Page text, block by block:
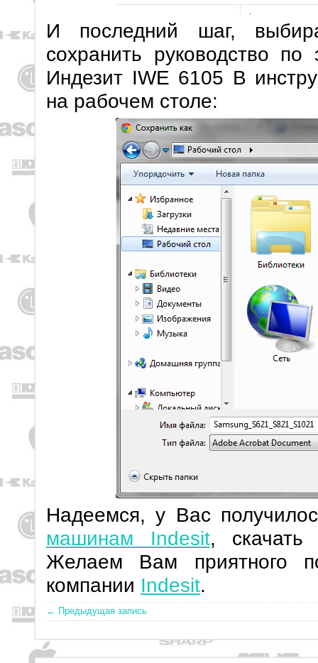
И последний шаг,
сохранить руководство
Индезит IWE 6105 B
на рабочем столе:
Надеемся, у Вас
машинам Indesit, скачать
Желаем Вам приятного
компании Indesit.
← Предыдущая запись